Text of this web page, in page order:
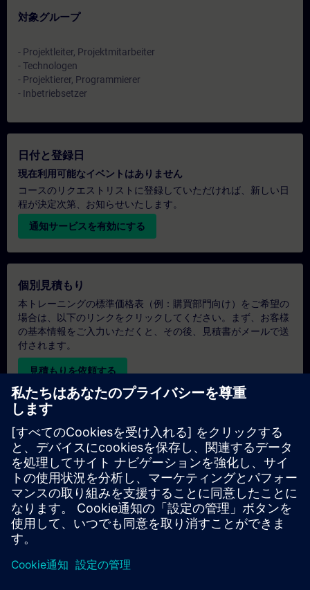
対象グループ
- Projektleiter, Projektmitarbeiter
- Technologen
- Projektierer, Programmierer
- Inbetriebsetzer
日付と登録日
現在利用可能なイベントはありません
コースのリクエストリストに登録していただければ、新しい日
程が決定次第、お知らせいたします。
通知サービスを有効にする
個別見積もり
本トレーニングの標準価格表（例：購買部門向け）をご希望の
場合は、以下のリンクをクリックしてください。まず、お客様
の基本情報をご入力いただくと、その後、見積書がメールで送
付されます。
見積もりを依頼する
専用トレーニングのお問い合わせ
オンサイト、オンライン、または当社のSITRAINトレーニング
センターでの専用トレーニングコースの見積もりをご希望の場
合は、以下の問い合わせフォームにご記入ください。このタイ
プのお問い合わせは、大人数（6名以上）のグループに適して
います。ご連絡先とトレーニングのご要望をご入力いただく
と、当社から見積もりをお送りいたします。